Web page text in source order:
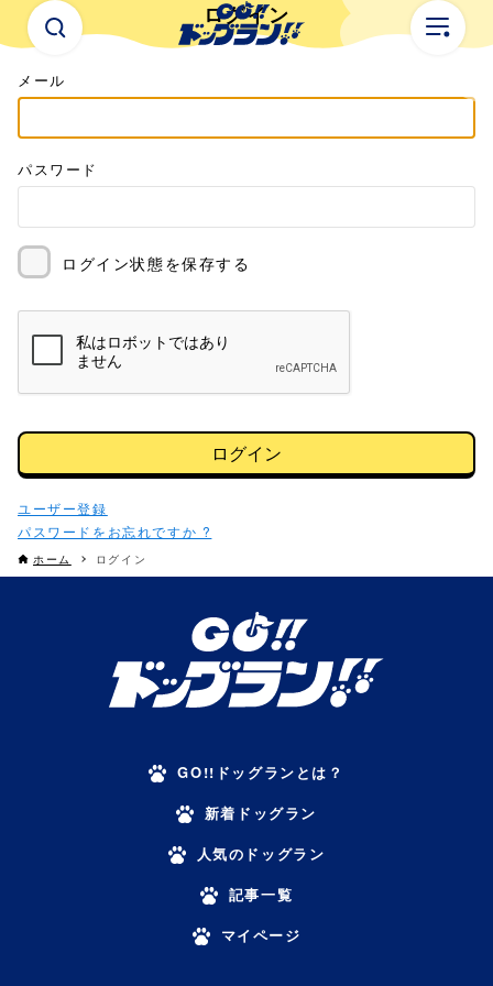
ログイン
メール
パスワード
ログイン状態を保存する
ログイン
パスワードをお忘れですか ?
ホーム ログイン
GO!!ドッグランとは？
新着ドッグラン
人気のドッグラン
記事一覧
マイページ